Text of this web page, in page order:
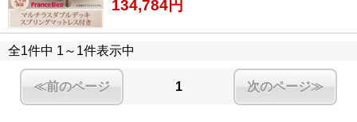
134,784円
全1件中 1～1件表示中
≪前のページ 1 次のページ≫